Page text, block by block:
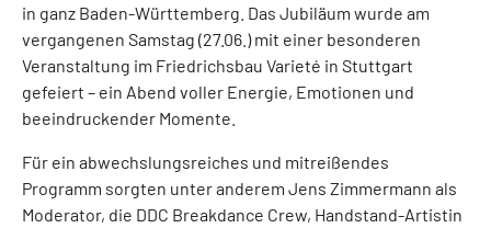
in ganz Baden-Württemberg. Das Jubiläum wurde am
vergangenen Samstag (27.06.) mit einer besonderen
Veranstaltung im Friedrichsbau Varieté in Stuttgart
gefeiert – ein Abend voller Energie, Emotionen und
beeindruckender Momente.
Für ein abwechslungsreiches und mitreißendes
Programm sorgten unter anderem Jens Zimmermann als
Moderator, die DDC Breakdance Crew, Handstand-Artistin